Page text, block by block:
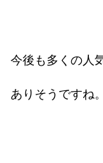
今後も多くの人
ありそうですね。